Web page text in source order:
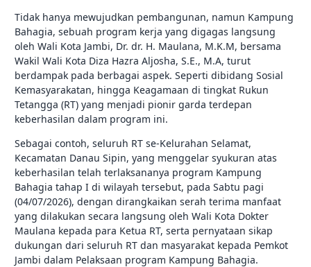
Tidak hanya mewujudkan pembangunan, namun Kampung
Bahagia, sebuah program kerja yang digagas langsung
oleh Wali Kota Jambi, Dr. dr. H. Maulana, M.K.M, bersama
Wakil Wali Kota Diza Hazra Aljosha, S.E., M.A, turut
berdampak pada berbagai aspek. Seperti dibidang Sosial
Kemasyarakatan, hingga Keagamaan di tingkat Rukun
Tetangga (RT) yang menjadi pionir garda terdepan
keberhasilan dalam program ini.
Sebagai contoh, seluruh RT se-Kelurahan Selamat,
Kecamatan Danau Sipin, yang menggelar syukuran atas
keberhasilan telah terlaksananya program Kampung
Bahagia tahap I di wilayah tersebut, pada Sabtu pagi
(04/07/2026), dengan dirangkaikan serah terima manfaat
yang dilakukan secara langsung oleh Wali Kota Dokter
Maulana kepada para Ketua RT, serta pernyataan sikap
dukungan dari seluruh RT dan masyarakat kepada Pemkot
Jambi dalam Pelaksaan program Kampung Bahagia.